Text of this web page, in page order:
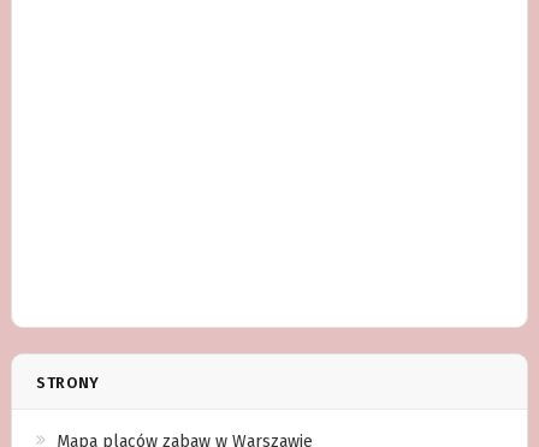
STRONY
Mapa placów zabaw w Warszawie